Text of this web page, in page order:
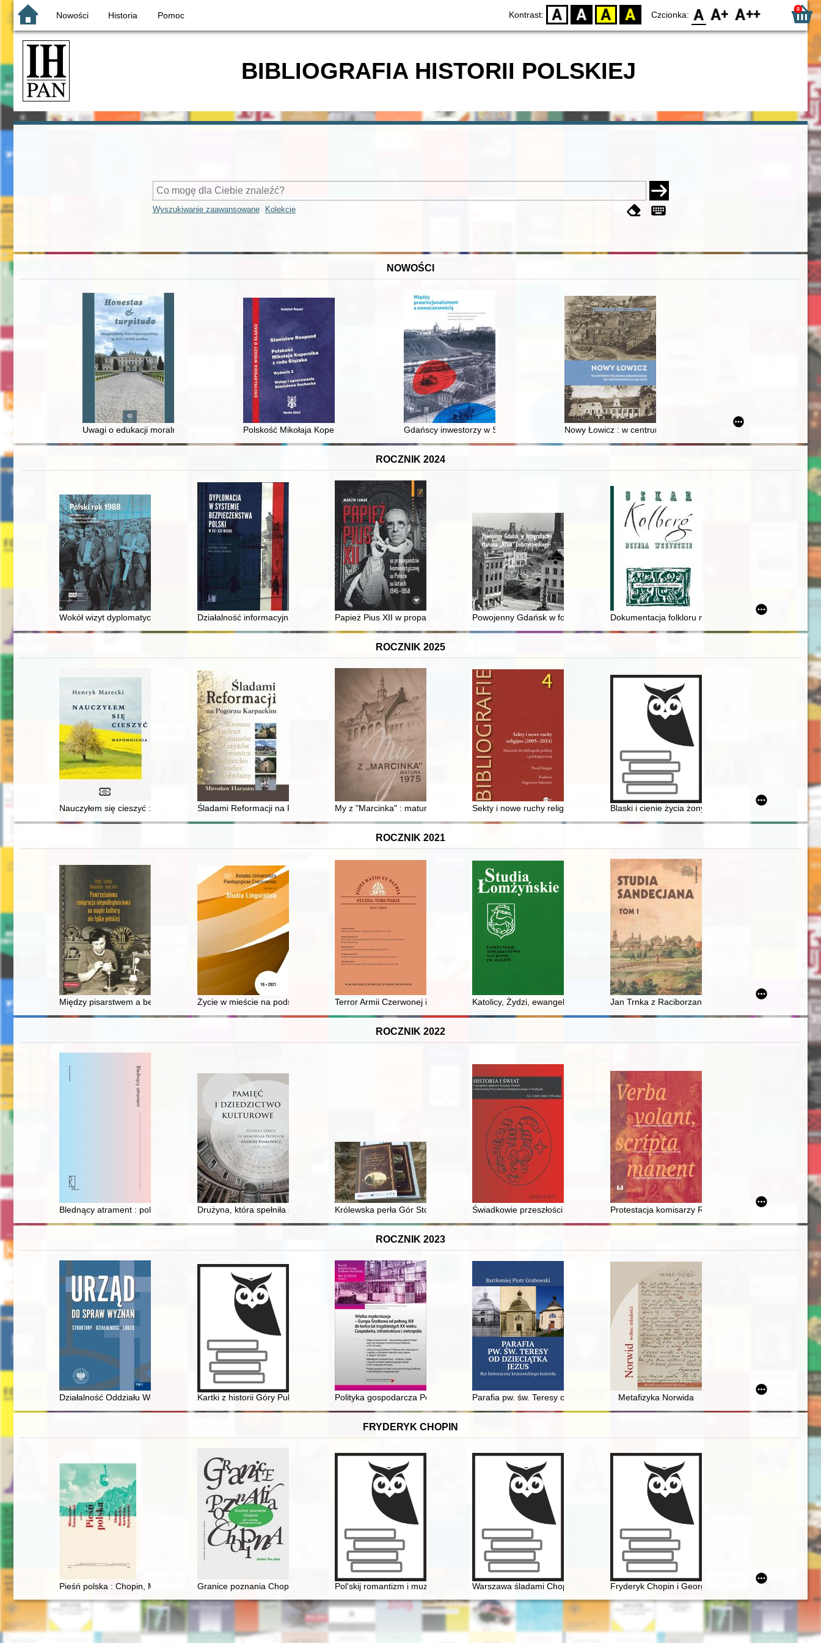
Nowości Historia Pomoc Kontrast: D BW YB BY Czcionka: F0 F1 F2 0
BIBLIOGRAFIA HISTORII POLSKIEJ
Wyszukiwanie zaawansowane Kolekcje
NOWOŚCI
Uwagi o edukacji moralnej synów szlacheckich w XVI-wiecznej Rzeczypospolitej
Polskość Mikołaja Kopernika z rodu ŚlązakaGdańscy inwestorzy w Sopocie : prestiż finansowy i towarzyski lokalnego mieszczaństwa w 2. poł. XIX w
Nowy Łowicz : w centrum poligonu drawskiego od średniowiecza
ROCZNIK 2024
Wokół wizyt dyplomatycznych w Trójmieście w 1988 rokuDziałalność informacyjna Attachatu Wojskowego Rzeczypospolitej Polskiej w Belgradzie w latach dwudziestych i trzydziestych XX wieku
Papież Pius XII w propagandzie komunistycznej w Polsce w latach 1945-1958
Powojenny Gdańsk w fotografiach Mariana "Rysia” Dobrzykowskiego = Postwar Gdańsk
Dokumentacja folkloru muzycznego w pracach
ROCZNIK 2025
Nauczyłem się cieszyć : wspomnieniaŚladami Reformacji na Pogórzu Karpackim : odrzuceni - niezapomniani
My z "Marcinka" : matura 1975 Sekty i nowe ruchy religijne (2005-2024) : materiały do bibliografii polskiej i
Blaski i cienie życia żony uczonego..." : o
ROCZNIK 2021
Między pisarstwem a belferką : amerykańska kariera Alicji de BarczaŻycie w mieście na podstawie leksykalnej analizy kronik lwowskiego "Kuriera Porannego" z 1928 r
Terror Armii Czerwonej i NKWD na ziemiach polskich w latach 1944-1945
Katolicy, Żydzi, ewangelicy i prawosławni w kontekście antroponimii łomżyńskiej
Jan Trnka z Raciborzan herbu Sarza, starosta
ROCZNIK 2022
Blednący atrament : polskie rokoko literackie lat 1795-1830 na tle europejskim
Drużyna, która spełniła swój obowiązek : XIII Krakowska Drużyna Harcerzy w latach 1913-1939
Królewska perła Gór Stołowych : Radków na przestrzeni dziejów
Świadkowie przeszłości ziemi siedleckiej : biogramyProtestacja komisarzy Rzeczpospolitej przed
ROCZNIK 2023
Działalność Oddziału Wojewódzkiego Stowarzyszenia PAX na podstawie sprawozdań z lat 1968, 1969 i 1972 przesłanych do Wydziału do spraw Wyznań Prezydium Wojewódzkiej Rady Narodowej
Kartki z historii Góry Puławskiej i okolic : egzekucja 1942Polityka gospodarcza Polski na tle państw Europy Środkowej w dwudziestoleciu międzywojennym = Economic policy of
Parafia pw. św. Teresy od Dzieciątka Jezus : rys historyczny kruszwickiego kościoła
Metafizyka Norwida
FRYDERYK CHOPIN
Pieśń polska : Chopin, Moniuszko, Karłowicz, Szymanowski : studia i interpretacje / Mieczysław Tomaszewski
Granice poznania Chopina. Płeć, historia i gatunek muzycznyPol'skij romantizm i muzykal'naja kul'tura L'vova vtoroj poloviny XIX veka (Karol' Mikuli - učenik Friderika źopena)
Warszawa śladami Chopina. SpacerownikFryderyk Chopin i George Sand w oczach polskich